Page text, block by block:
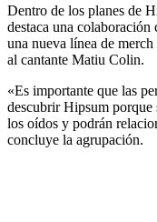
Dentro de los planes de
destaca una colaboración
una nueva línea de
al cantante Matiu Colin.
«Es importante que las
descubrir Hipsum porque
los oídos y podrán
concluye la agrupación.